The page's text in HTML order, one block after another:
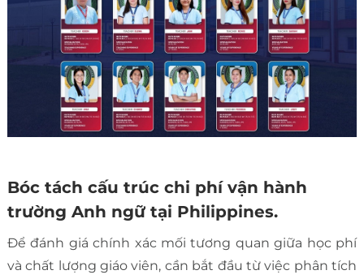
Bóc tách cấu trúc chi phí vận hành
trường Anh ngữ tại Philippines.
Để đánh giá chính xác mối tương quan giữa học phí
và chất lượng giáo viên, cần bắt đầu từ việc phân tích